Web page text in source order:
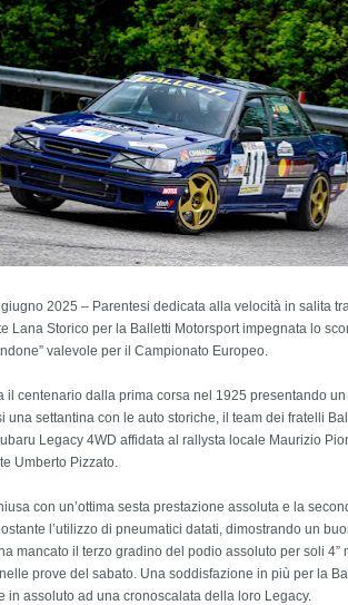
2025 – Parentesi dedicata alla velocità in salita
Lana Storico per la Balletti Motorsport impegnata lo
valevole per il Campionato Europeo.
il centenario dalla prima corsa nel 1925 presentando
una settantina con le auto storiche, il team dei fratelli
Legacy 4WD affidata al rallysta locale Maurizio
Umberto Pizzato.
con un’ottima sesta prestazione assoluta e la
l’utilizzo di pneumatici datati, dimostrando un
mancato il terzo gradino del podio assoluto per soli 4”
prove del sabato. Una soddisfazione in più per la
in assoluto ad una cronoscalata della loro Legacy.